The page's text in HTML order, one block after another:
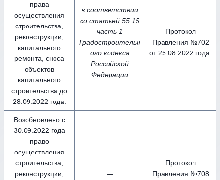
права
осуществления
строительства,
реконструкции,
капитального
ремонта, сноса
объектов
капитального
строительства до
28.09.2022 года.
в соответствии
со статьей 55.15
часть 1
Градостроительн
ого кодекса
Российской
Федерации
Протокол
Правления №702
от 25.08.2022 года.
Возобновлено с
30.09.2022 года
право
осуществления
строительства,
реконструкции,
—
Протокол
Правления №708